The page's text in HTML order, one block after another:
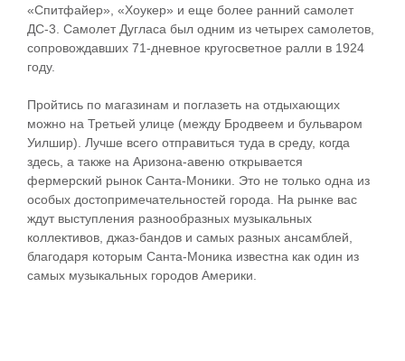
«Спитфайер», «Хоукер» и еще более ранний самолет
ДС-3. Самолет Дугласа был одним из четырех самолетов,
сопровождавших 71-дневное кругосветное ралли в 1924
году.
Пройтись по магазинам и поглазеть на отдыхающих
можно на Третьей улице (между Бродвеем и бульваром
Уилшир). Лучше всего отправиться туда в среду, когда
здесь, а также на Аризона-авеню открывается
фермерский рынок Санта-Моники. Это не только одна из
особых достопримечательностей города. На рынке вас
ждут выступления разнообразных музыкальных
коллективов, джаз-бандов и самых разных ансамблей,
благодаря которым Санта-Моника известна как один из
самых музыкальных городов Америки.